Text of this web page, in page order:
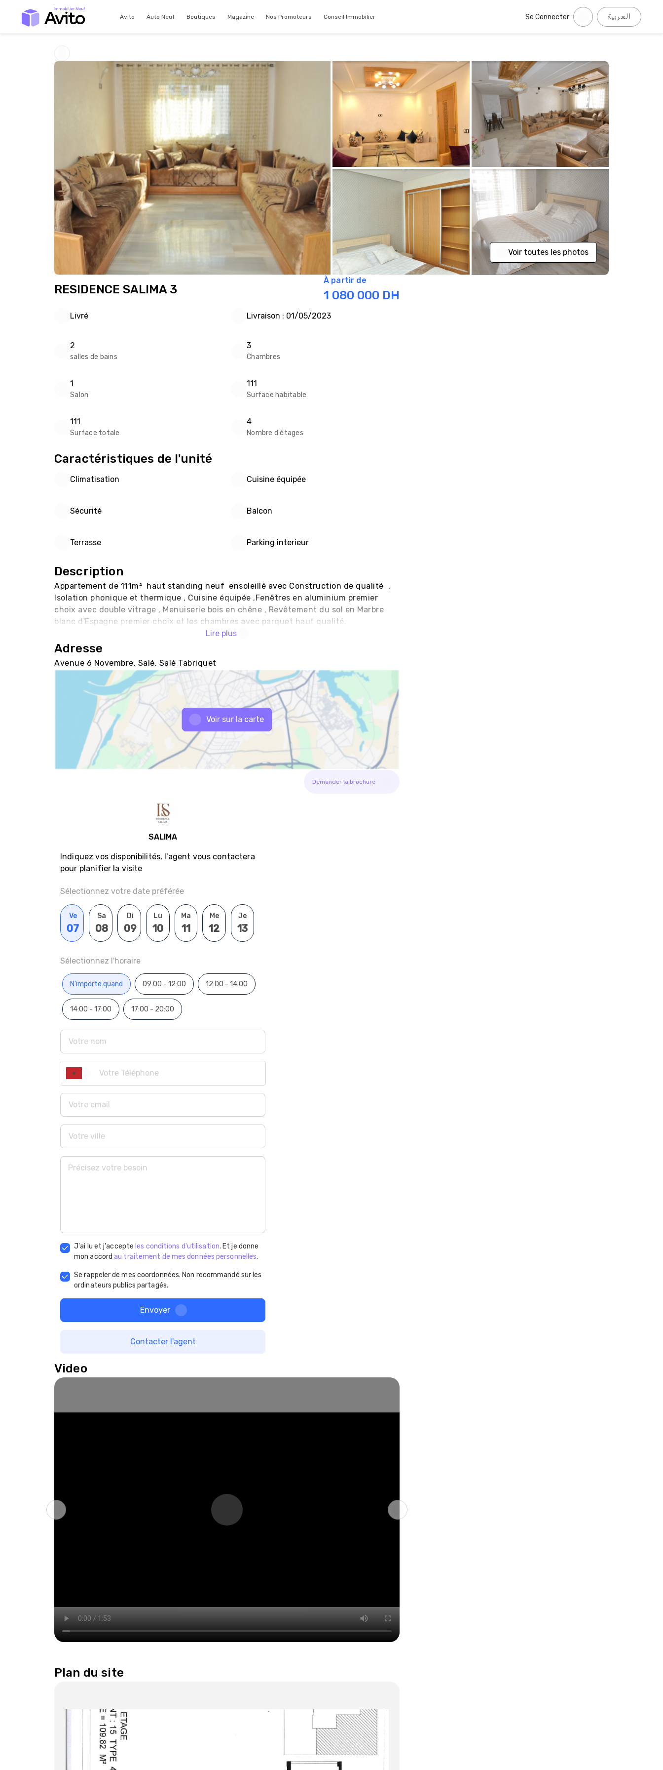
Avito Auto Neuf Boutiques Magazine Nos Promoteurs Conseil Immobilier Se Connecter العربية
Voir toutes les photos
RESIDENCE SALIMA 3
À partir de
1 080 000 DH
Livré Livraison : 01/05/2023
2
salles de bains
3
Chambres
1
Salon
111
Surface habitable
111
Surface totale
4
Nombre d'étages
Caractéristiques de l'unité
Climatisation Cuisine équipée
Sécurité Balcon
Terrasse Parking interieur
Description
Appartement de 111m²  haut standing neuf  ensoleillé avec Construction de qualité  ,
Isolation phonique et thermique , Cuisine équipée ,Fenêtres en aluminium premier
choix avec double vitrage , Menuiserie bois en chêne , Revêtement du sol en Marbre
blanc d'Espagne premier choix et les chambres avec parquet haut qualité.
Lire plus
Adresse
Avenue 6 Novembre, Salé, Salé Tabriquet
Voir sur la carte
Demander la brochure
SALIMA
Indiquez vos disponibilités, l'agent vous contactera
pour planifier la visite
Sélectionnez votre date préférée
Ve
07
Sa
08
Di
09
Lu
10
Ma
11
Me
12
Je
13
Sélectionnez l'horaire
N'importe quand 09:00 - 12:00 12:00 - 14:00
14:00 - 17:00 17:00 - 20:00
J'ai lu et j'accepte les conditions d'utilisation. Et je donne
mon accordau traitement de mes données personnelles.
Se rappeler de mes coordonnées. Non recommandé sur les
ordinateurs publics partagés.
Envoyer
Contacter l'agent
Video
Plan du site